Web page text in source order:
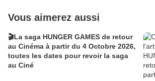
Vous aimerez aussi
🎬La saga HUNGER GAMES de retour
au Cinéma à partir du 4 Octobre 2026,
toutes les dates pour revoir la saga
au Ciné